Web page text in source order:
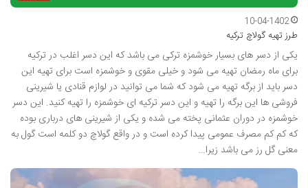
10-04-1402
طرز تهیه گولاچ ترکیه
یکی از دسر های بسیار خوشمزه ترکی می باشد که این دسر اغلب در ترکیه
برای ماه رمضان تهیه می شود و خیلی مقوی و خوشمزه است برای تهیه این
دسر باید از برگه تهیه می شود که شما می توانید در لوازم قنادی یا شیرینی
فروشی ها این برگه را تهیه و این دسر ترکیه ای خوشمزه را تهیه کنید. این دسر
خوشمزه در دوران عثمانی پخته می شده و یکی از شیرینی های درباری بوده
که کم کم مصرف عمومی پیدا کرده است و در واقع گولاچ دو کلمه است گول به
معنی گل رز می باشد زیرا…